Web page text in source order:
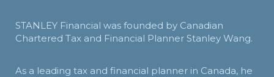
STANLEY Financial was founded by Canadian
Chartered Tax and Financial Planner Stanley Wang.
As a leading tax and financial planner in Canada, he